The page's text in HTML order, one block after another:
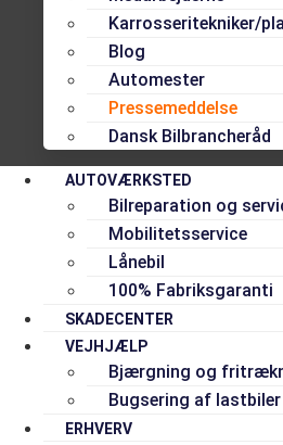
Karrosseritekniker/
Blog
Automester
Pressemeddelse
Dansk Bilbrancheråd
AUTOVÆRKSTED
Bilreparation og
Mobilitetsservice
Lånebil
100% Fabriksgaranti
SKADECENTER
VEJHJÆLP
Bjærgning og
Bugsering af lastbiler
ERHVERV